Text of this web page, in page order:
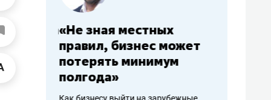
работа «Не зная местных
правил, бизнес может
потерять минимум
полгода»